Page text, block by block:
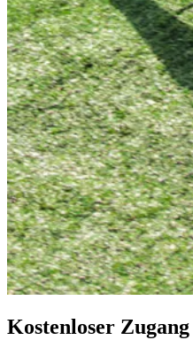
Kostenloser Zugang